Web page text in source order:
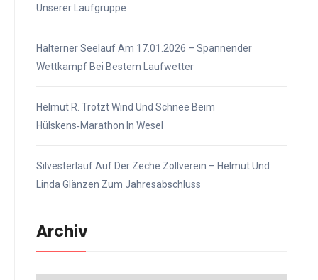
Unserer Laufgruppe
Halterner Seelauf Am 17.01.2026 – Spannender
Wettkampf Bei Bestem Laufwetter
Helmut R. Trotzt Wind Und Schnee Beim
Hülskens‑Marathon In Wesel
Silvesterlauf Auf Der Zeche Zollverein – Helmut Und
Linda Glänzen Zum Jahresabschluss
Archiv